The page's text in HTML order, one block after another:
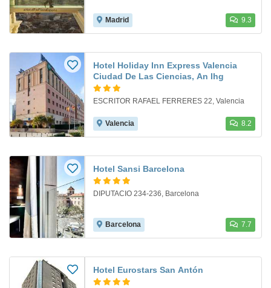
Madrid 9.3
Hotel Holiday Inn Express Valencia
Ciudad De Las Ciencias, An Ihg
ESCRITOR RAFAEL FERRERES 22, Valencia
Valencia 8.2
Hotel Sansi Barcelona
DIPUTACIO 234-236, Barcelona
Barcelona 7.7
Hotel Eurostars San Antón